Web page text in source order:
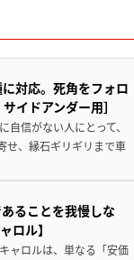
対応。死角をフォロ
イドアンダー用］
信がない人にとって、
せ、縁石ギリギリまで車
ることを我慢しな
ロル】
ャロルは、単なる「安価